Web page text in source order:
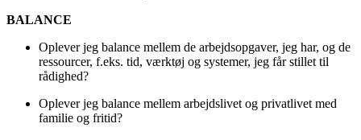
BALANCE
Oplever jeg balance mellem de arbejdsopgaver, jeg har, og de
ressourcer, f.eks. tid, værktøj og systemer, jeg får stillet til
rådighed?
Oplever jeg balance mellem arbejdslivet og privatlivet med
familie og fritid?